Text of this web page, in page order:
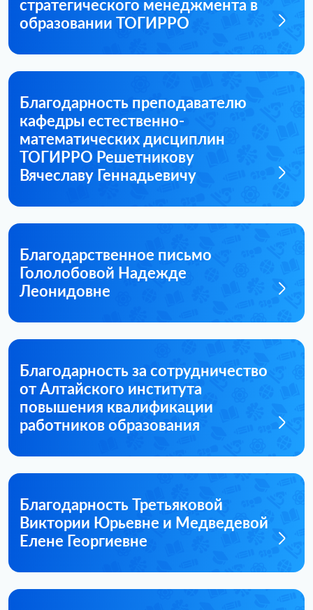
стратегического менеджмента в
образовании ТОГИРРО
Благодарность преподавателю
кафедры естественно-
математических дисциплин
ТОГИРРО Решетникову
Вячеславу Геннадьевичу
Благодарственное письмо
Гололобовой Надежде
Леонидовне
Благодарность за сотрудничество
от Алтайского института
повышения квалификации
работников образования
Благодарность Третьяковой
Виктории Юрьевне и Медведевой
Елене Георгиевне